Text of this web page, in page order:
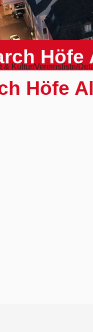
Höfe
& Kultur Vereinsliste
Höfe